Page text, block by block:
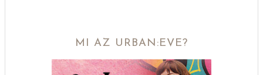
MI AZ URBAN:EVE?